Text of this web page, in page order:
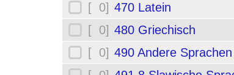
[ 0] 470 Latein
[ 0] 480 Griechisch
[ 0] 490 Andere Sprachen